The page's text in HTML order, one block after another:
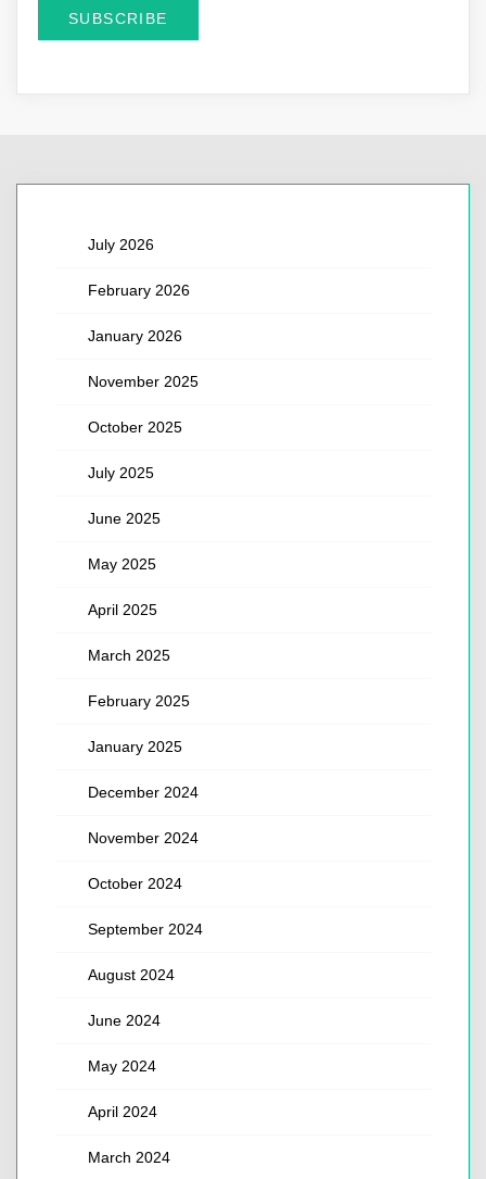
July 2026
February 2026
January 2026
November 2025
October 2025
July 2025
June 2025
May 2025
April 2025
March 2025
February 2025
January 2025
December 2024
November 2024
October 2024
September 2024
August 2024
June 2024
May 2024
April 2024
March 2024